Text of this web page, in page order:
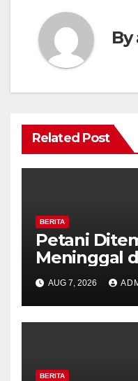
By
Related Post
BERITA
Petani
Meninggal
Persawahan
Pastikan
Kekerasan
AUG 7, 2026
BERITA